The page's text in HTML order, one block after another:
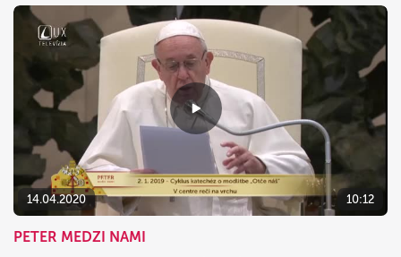
14.04.2020 10:12
PETER MEDZI NAMI